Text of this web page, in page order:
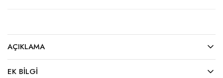
AÇIKLAMA
EK BILGI